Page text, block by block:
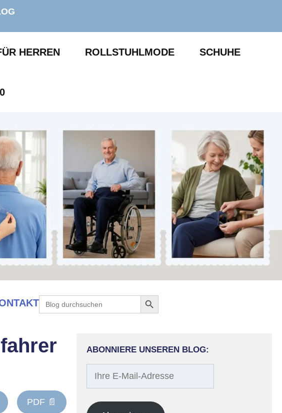
HERREN ROLLSTUHLMODE SCHUHE
Search
for:
Search Button
PDF 📄
ABONNIERE UNSEREN BLOG:
Adresse